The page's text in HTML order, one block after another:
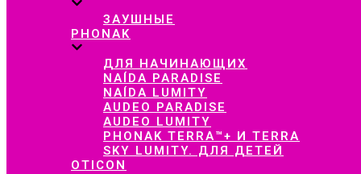
ЗАУШНЫЕ
PHONAK
ДЛЯ НАЧИНАЮЩИХ
NAÍDA PARADISE
NAÍDA LUMITY
AUDEO PARADISE
AUDEO LUMITY
PHONAK TERRA™+ И TERRA
SKY LUMITY. ДЛЯ ДЕТЕЙ
OTICON